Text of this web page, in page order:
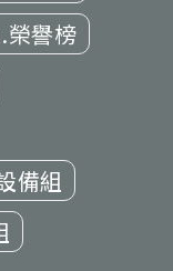
榮譽榜
備組